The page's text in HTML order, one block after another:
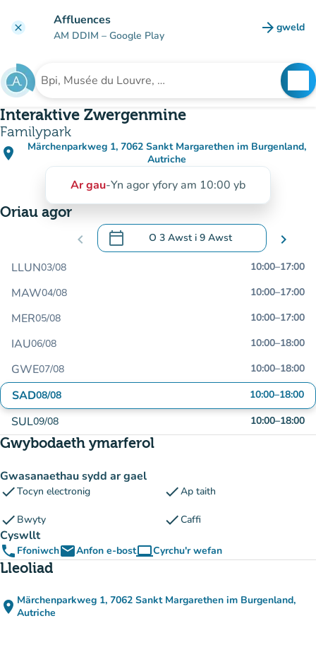
clear Affluences
AM DDIM – Google Play arrow_forward gweld
(tab
Chwilio am sefydliad
Interaktive Zwergenmine
Familypark
place
Märchenparkweg 1, 7062 Sankt Margarethen im Burgenland,
Autriche
(agor yn Google Maps)
(tab newydd)
Ar gau-Yn agor yfory am 10:00 yb
Oriau agor
chevron_left calendar_today O 3 Awst i 9 Awst
.Agor y calendr i newid dyddiadau chevron_right
LLUN03/08 10:00–17:00
MAW04/08 10:00–17:00
MER05/08 10:00–17:00
IAU06/08 10:00–18:00
GWE07/08 10:00–18:00
SAD08/08 10:00–18:00
SUL09/08 10:00–18:00
Gwybodaeth ymarferol
Gwasanaethau sydd ar gael
checkTocyn electronig checkAp taith
check Bwyty checkCaffi
Cyswllt
phone FfoniwchemailAnfon e-bostcomputerCyrchu'r wefan
(tab newydd)
Lleoliad
place Märchenparkweg 1, 7062 Sankt Margarethen im Burgenland,
Autriche